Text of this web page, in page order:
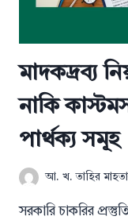
মাদকদ্রব্য
নাকি
পার্থক্য সমূহ
আ. খ. তাহির
সরকারি চাকরির